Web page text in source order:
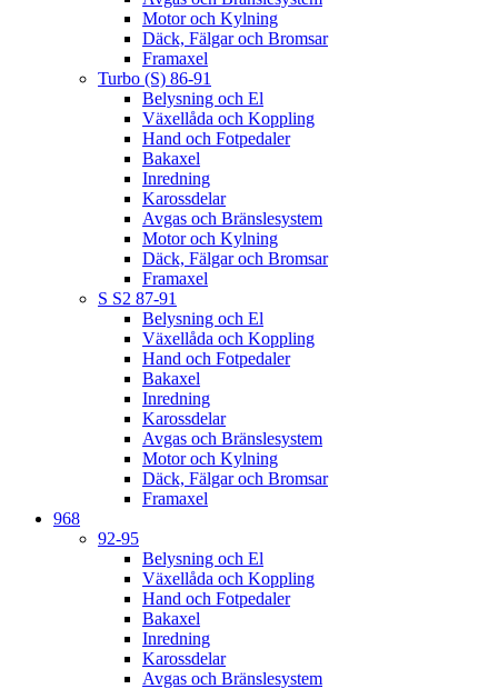
Motor och Kylning
Däck, Fälgar och Bromsar
Framaxel
Turbo (S) 86-91
Belysning och El
Växellåda och Koppling
Hand och Fotpedaler
Bakaxel
Inredning
Karossdelar
Avgas och Bränslesystem
Motor och Kylning
Däck, Fälgar och Bromsar
Framaxel
S S2 87-91
Belysning och El
Växellåda och Koppling
Hand och Fotpedaler
Bakaxel
Inredning
Karossdelar
Avgas och Bränslesystem
Motor och Kylning
Däck, Fälgar och Bromsar
Framaxel
968
92-95
Belysning och El
Växellåda och Koppling
Hand och Fotpedaler
Bakaxel
Inredning
Karossdelar
Avgas och Bränslesystem